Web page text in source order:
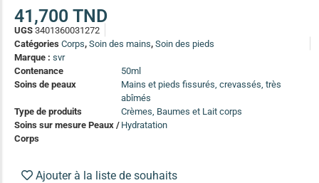
(13)
Soin anti-pelliculaire
Soin pointes cassantes et fourchues
Soins Solaires Ciblés
Pour chaque type de peau, une solution
Soins cibés adultes(67)
Soins ciblé enfants / adolescent (5-18 ans)
41,700 TND
UGS 3401360031272
Catégories Corps, Soin des mains, Soin des pieds
Marque : svr
Contenance
50ml
Soins de peaux
Mains et pieds fissurés, crevassés, très
abîmés
Type de produits
Crèmes, Baumes et Lait corps
Soins sur mesure Peaux /
Corps
Hydratation
Ajouter à la liste de souhaits